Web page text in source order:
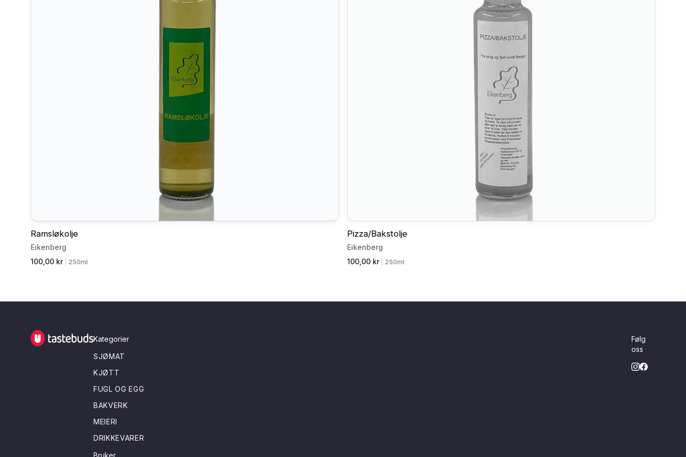
Ramsløkolje
Eikenberg
100,00 kr
250ml
Pizza/Bakstolje
Eikenberg
100,00 kr
250ml
Tastebuds - Lokalmat rett hjem
Kategorier
SJØMAT
KJØTT
FUGL OG EGG
BAKVERK
MEIERI
DRIKKEVARER
Bruker
Følg
oss